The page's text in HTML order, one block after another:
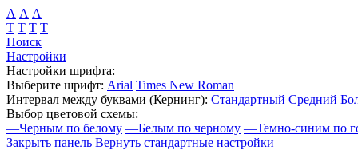
А А А
Т Т Т Т
Поиск
Настройки
Настройки шрифта:
Выберите шрифт: Arial Times New Roman
Интервал между буквами (Кернинг): Стандартный Средний
Выбор цветовой схемы:
—Черным по белому —Белым по черному —Темно-синим по
Закрыть панель Вернуть стандартные настройки